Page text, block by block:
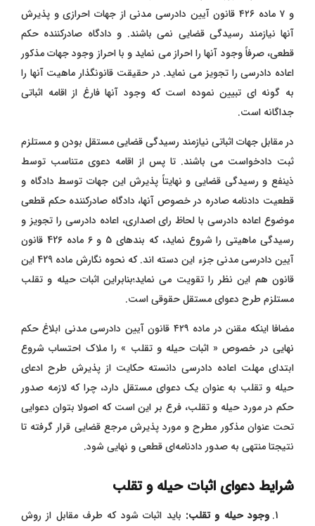
و ۷ ماده ۴۲۶ قانون آیین دادرسی مدنی از جهات احرازی و پذیرش
آنها نیازمند رسیدگی قضایی نمی باشند. و دادگاه صادرکننده حکم
قطعی، صرفاً وجود آنها را احراز می نماید و با احراز وجود جهات مذکور
اعاده دادرسی را تجویز می نماید. در حقیقت قانونگذار ماهیت آنها را
به گونه ای تبیین نموده است که وجود آنها فارغ از اقامه اثباتی
جداگانه است.
در مقابل جهات اثباتی نیازمند رسیدگی قضایی مستقل بودن و مستلزم
ثبت دادخواست می باشند. تا پس از اقامه دعوی متناسب توسط
ذینفع و رسیدگی قضایی و نهایتاً پذیرش این جهات توسط دادگاه و
قطعیت دادنامه صادره در خصوص آنها، دادگاه صادرکننده حکم قطعی
موضوع اعاده دادرسی با لحاظ رای اصداری، اعاده دادرسی را تجویز و
رسیدگی ماهیتی را شروع نماید، که بندهای 5 و 6 ماده 426 قانون
آیین دادرسی مدنی جزء این دسته اند. که نحوه نگارش ماده 429 این
قانون هم این نظر را تقویت می نماید؛بنابراین اثبات حیله و تقلب
مستلزم طرح دعوای مستقل حقوقی است.
مضافا اینکه مقنن در ماده ۴۲۹ قانون آیین دادرسی مدنی ابلاغ حکم
نهایی در خصوص « اثبات حیله و تقلب » را ملاک احتساب شروع
ابتدای مهلت اعاده دادرسی دانسته حکایت از پذیرش طرح ادعای
حیله و تقلب به عنوان یک دعوای مستقل دارد، چرا که لازمه صدور
حکم در مورد حیله و تقلب، فرع بر این است که اصولا بتوان دعوایی
تحت عنوان مذکور مطرح و مورد پذیرش مرجع قضایی قرار گرفته تا
نتیجتا منتهی به صدور دادنامه‌ای قطعی و نهایی شود.
شرایط دعوای اثبات حیله و تقلب
وجود حیله و تقلب: باید اثبات شود که طرف مقابل از روش